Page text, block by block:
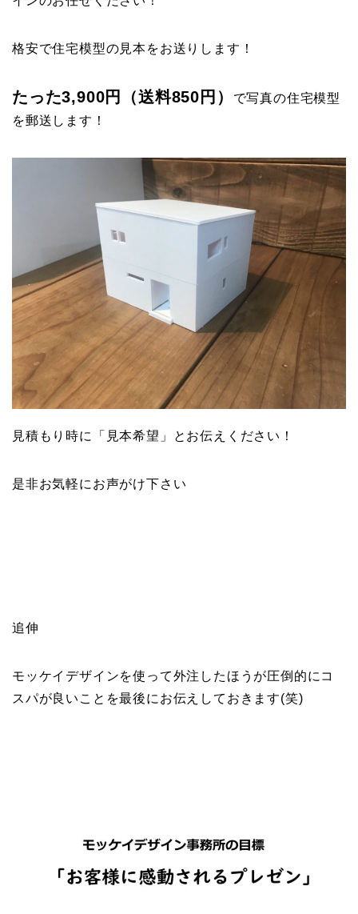
格安で住宅模型の見本をお送りします！
たった3,900円（送料850円）
で写真の住宅模型
を郵送します！
見積もり時に「見本希望」とお伝えください！
是非お気軽にお声がけ下さい
追伸
モッケイデザインを使って外注したほうが圧倒的にコ
スパが良いことを最後にお伝えしておきます(笑)